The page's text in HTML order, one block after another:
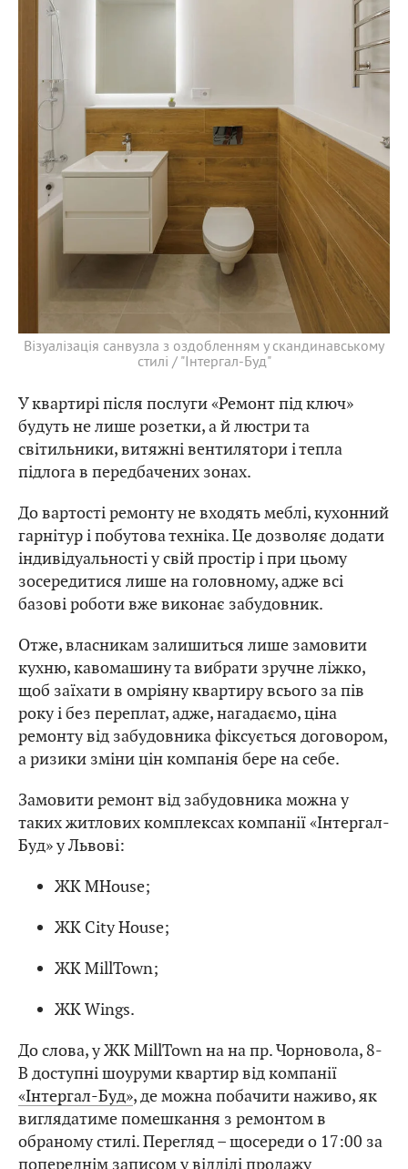
Візуалізація санвузла з оздобленням у скандинавському
стилі / "Інтергал-Буд"
У квартирі після послуги «Ремонт під ключ»
будуть не лише розетки, а й люстри та
світильники, витяжні вентилятори і тепла
підлога в передбачених зонах.
До вартості ремонту не входять меблі, кухонний
гарнітур і побутова техніка. Це дозволяє додати
індивідуальності у свій простір і при цьому
зосередитися лише на головному, адже всі
базові роботи вже виконає забудовник.
Отже, власникам залишиться лише замовити
кухню, кавомашину та вибрати зручне ліжко,
щоб заїхати в омріяну квартиру всього за пів
року і без переплат, адже, нагадаємо, ціна
ремонту від забудовника фіксується договором,
а ризики зміни цін компанія бере на себе.
Замовити ремонт від забудовника можна у
таких житлових комплексах компанії «Інтергал-
Буд» у Львові:
ЖК MHouse;
ЖК City House;
ЖК MillTown;
ЖК Wings.
До слова, у ЖК MillTown на на пр. Чорновола, 8-
В доступні шоуруми квартир від компанії
«Інтергал-Буд», де можна побачити наживо, як
виглядатиме помешкання з ремонтом в
обраному стилі. Перегляд – щосереди о 17:00 за
попереднім записом у відділі продажу